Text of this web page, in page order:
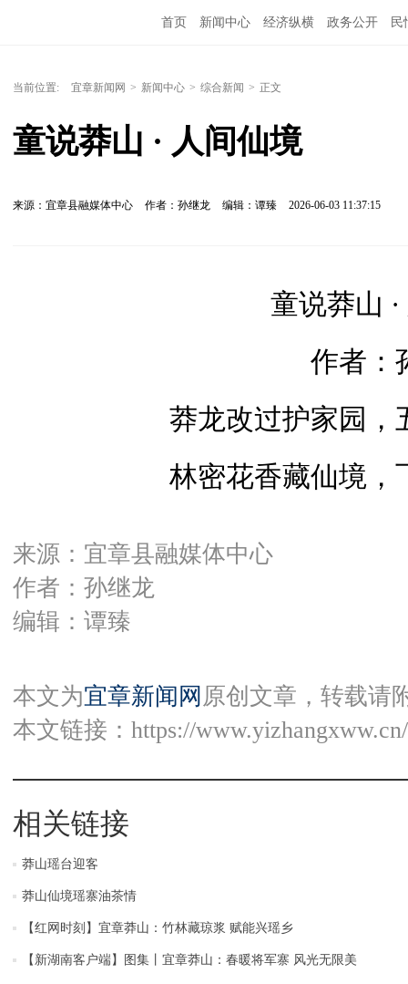
首页 新闻中心 经济纵横 政务公开 民
当前位置: 宜章新闻网 > 新闻中心 > 综合新闻 > 正文
童说莽山 · 人间仙境
来源：宜章县融媒体中心 作者：孙继龙 编辑：谭臻 2026-06-03 11:37:15
童说莽山
作者：
莽龙改过护家园，
林密花香藏仙境，
来源：宜章县融媒体中心
作者：孙继龙
编辑：谭臻
本文为宜章新闻网 原创文章，转载请
本文链接： https://
相关链接
莽山瑶台迎客
莽山仙境瑶寨油茶情
【红网时刻】宜章莽山：竹林藏琼浆 赋能兴瑶乡
【新湖南客户端】图集丨宜章莽山：春暖将军寨 风光无限美